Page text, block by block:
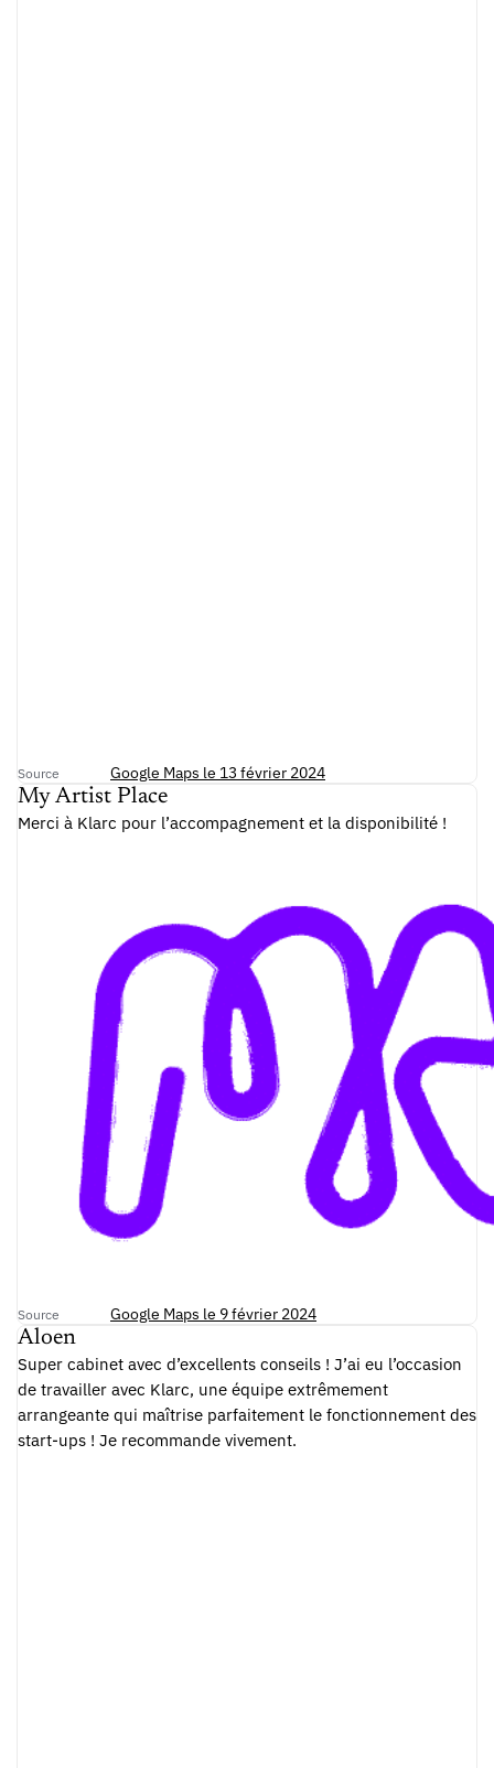
Source Google Maps le 13 février 2024
My Artist Place
Merci à Klarc pour l’accompagnement et la disponibilité !
Source Google Maps le 9 février 2024
Aloen
Super cabinet avec d’excellents conseils ! J’ai eu l’occasion
de travailler avec Klarc, une équipe extrêmement
arrangeante qui maîtrise parfaitement le fonctionnement des
start-ups ! Je recommande vivement.